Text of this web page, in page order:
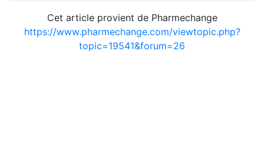
Cet article provient de Pharmechange
https://www.pharmechange.com/viewtopic.php?
topic=19541&forum=26